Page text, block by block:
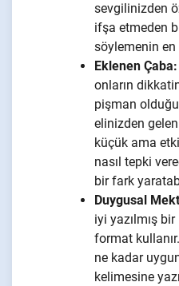
sevgilinizden
ifşa etmeden
söylemenin
Eklenen Çaba:
onların
pişman
elinizden
küçük ama
nasıl tepki
bir fark
Duygusal
iyi yazılmış
format
ne kadar
kelimesine